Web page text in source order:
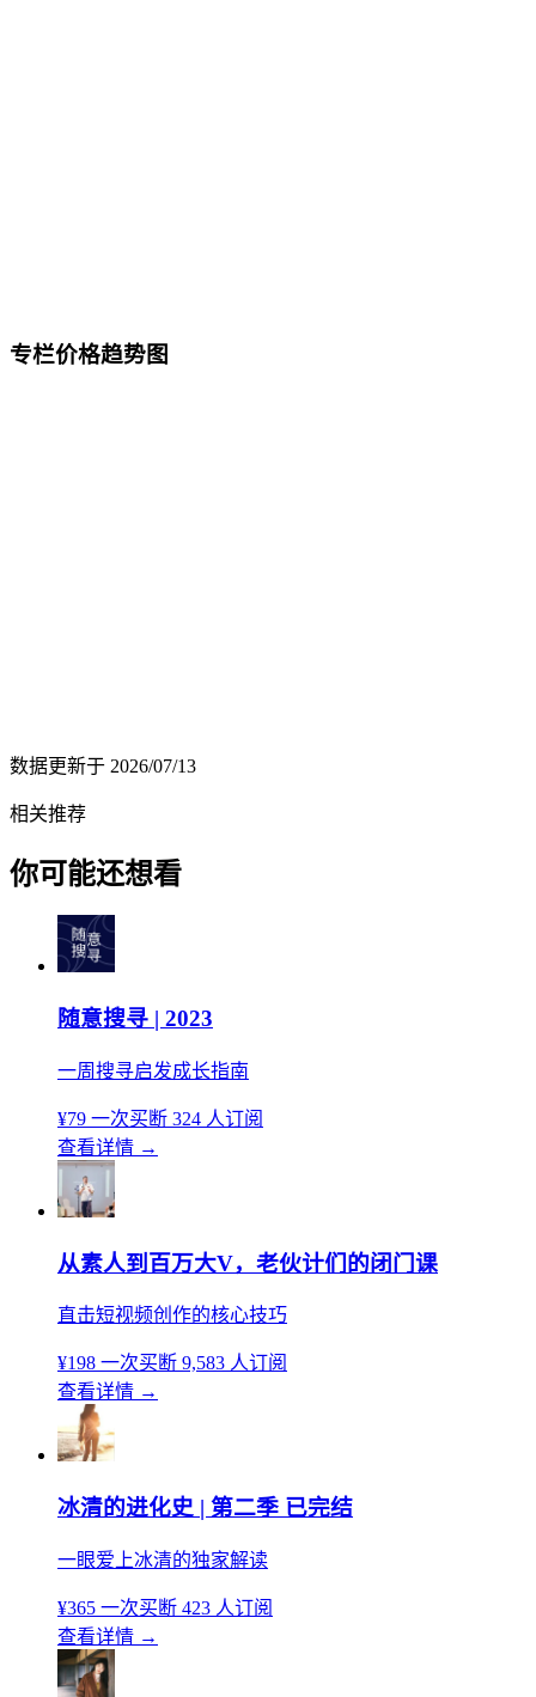
专栏价格趋势图
数据更新于 2026/07/13
相关推荐
你可能还想看
随意搜寻 | 2023
一周搜寻启发成长指南
¥79 一次买断 324 人订阅
查看详情 →
从素人到百万大V，老伙计们的闭门课
直击短视频创作的核心技巧
¥198 一次买断 9,583 人订阅
查看详情 →
冰清的进化史 | 第二季 已完结
一眼爱上冰清的独家解读
¥365 一次买断 423 人订阅
查看详情 →